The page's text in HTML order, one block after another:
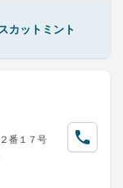
カットミント
番１７号